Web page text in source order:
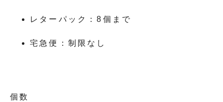
レターパック：8個まで
宅急便：制限なし
個数